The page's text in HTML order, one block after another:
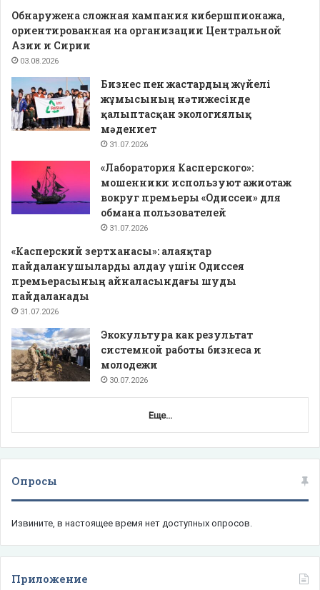
Обнаружена сложная кампания кибершпионажа,
ориентированная на организации Центральной
Азии и Сирии
03.08.2026
Бизнес пен жастардың жүйелі
жұмысының нәтижесінде
қалыптасқан экологиялық
мәдениет
31.07.2026
«Лаборатория Касперского»:
мошенники используют ажиотаж
вокруг премьеры «Одиссеи» для
обмана пользователей
31.07.2026
«Касперский зертханасы»: алаяқтар
пайдаланушыларды алдау үшін Одиссея
премьерасының айналасындағы шуды
пайдаланады
31.07.2026
Экокультура как результат
системной работы бизнеса и
молодежи
30.07.2026
Еще...
Опросы
Извините, в настоящее время нет доступных опросов.
Приложение